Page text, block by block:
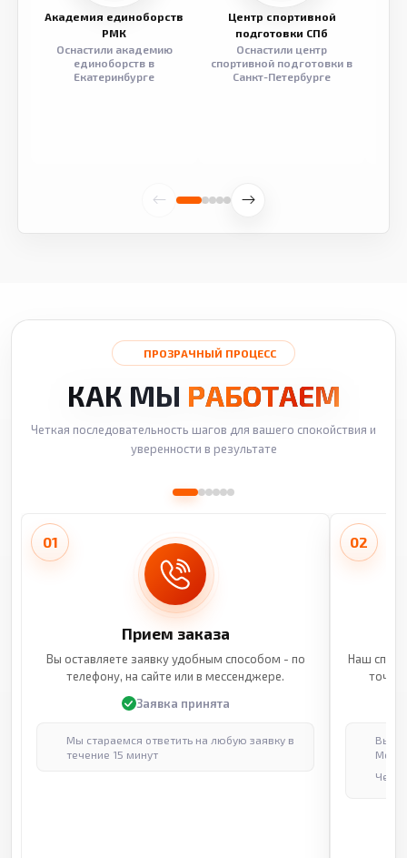
Академия единоборств
РМК
Оснастили академию
единоборств в
Екатеринбурге
Центр спортивной
подготовки СПб
Оснастили центр
спортивной подготовки в
Санкт-Петербурге
ПРОЗРАЧНЫЙ ПРОЦЕСС
КАК МЫ РАБОТАЕМ
Четкая последовательность шагов для вашего спокойствия и
уверенности в результате
01
Прием заказа
Вы оставляете заявку удобным способом - по
телефону, на сайте или в мессенджере.
Заявка принята
Мы стараемся ответить на любую заявку в
течение 15 минут
02
Наш